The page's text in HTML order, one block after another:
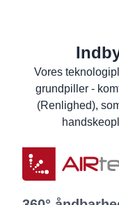
Vores
grundpiller -
(Renlighed),